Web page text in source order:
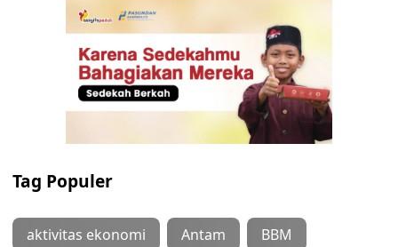
Tag Populer
aktivitas ekonomi Antam BBM